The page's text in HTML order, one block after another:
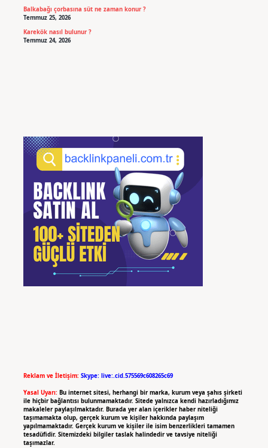
Balkabağı çorbasına süt ne zaman konur ?
Temmuz 25, 2026
Karekök nasıl bulunur ?
Temmuz 24, 2026
Reklam ve İletişim: Skype: live:.cid.575569c608265c69
Yasal Uyarı: Bu internet sitesi, herhangi bir marka, kurum veya şahıs şirketi
ile hiçbir bağlantısı bulunmamaktadır. Sitede yalnızca kendi hazırladığımız
makaleler paylaşılmaktadır. Burada yer alan içerikler haber niteliği
taşımamakta olup, gerçek kurum ve kişiler hakkında paylaşım
yapılmamaktadır. Gerçek kurum ve kişiler ile isim benzerlikleri tamamen
tesadüfidir. Sitemizdeki bilgiler taslak halindedir ve tavsiye niteliği
taşımazlar.